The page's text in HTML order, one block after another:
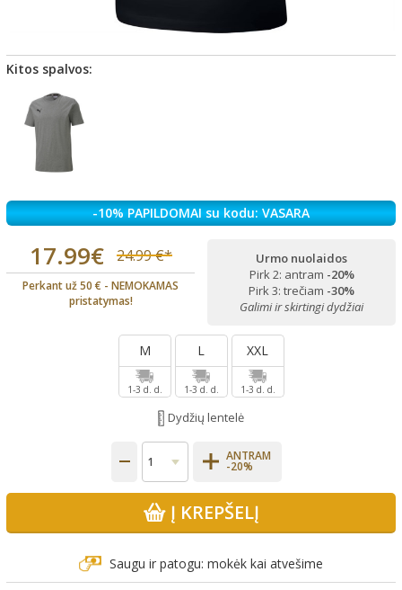
Kitos spalvos:
-10% PAPILDOMAI su kodu: VASARA
17.99€ 24.99 €*
Perkant už 50 € - NEMOKAMAS
pristatymas!
Urmo nuolaidos
Pirk 2: antram -20%
Pirk 3: trečiam -30%
Galimi ir skirtingi dydžiai
M
1-3 d. d.
L
1-3 d. d.
XXL
1-3 d. d.
Dydžių lentelė
ANTRAM
-20%
Į KREPŠELĮ
Saugu ir patogu: mokėk kai atvešime